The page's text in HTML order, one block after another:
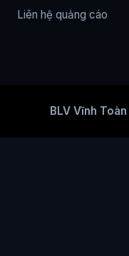
Liên hệ quảng cáo
BLV Vĩnh Toàn